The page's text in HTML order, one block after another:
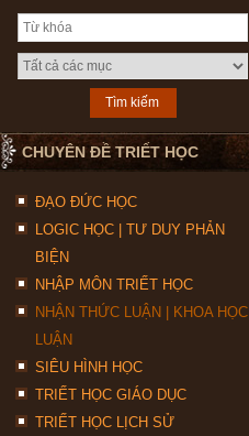
CHUYÊN ĐỀ TRIẾT HỌC
ĐẠO ĐỨC HỌC
LOGIC HỌC | TƯ DUY PHẢN
BIỆN
NHẬP MÔN TRIẾT HỌC
NHẬN THỨC LUẬN | KHOA HỌC
LUẬN
SIÊU HÌNH HỌC
TRIẾT HỌC GIÁO DỤC
TRIẾT HỌC LỊCH SỬ